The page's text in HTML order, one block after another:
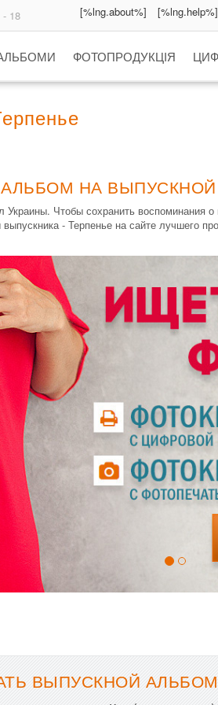
18 [%lng.about%] [%lng.help%]
ФОТОПРОДУКЦІЯ
НА
Чтобы сохранить воспоминания
- Терпенье на сайте лучшего
ВЫПУСКНОЙ